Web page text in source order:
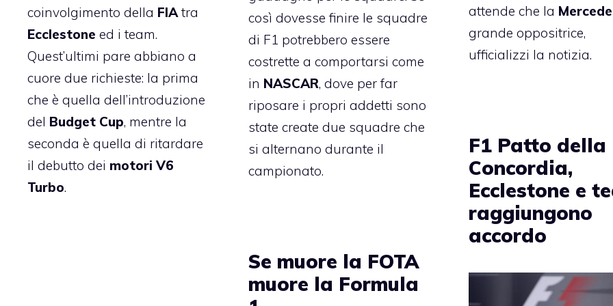
attende che la
grande oppositrice,
ufficializzi la notizia.
coinvolgimento della FIAtra
Ecclestone ed i team.
Quest’ultimi pare abbiano a
cuore due richieste: la prima
che è quella dell’introduzione
del Budget Cup, mentre la
seconda è quella di ritardare
il debutto dei motori V6
Turbo.
così dovesse finire le squadre
di F1 potrebbero essere
costrette a comportarsi come
in NASCAR, dove per far
riposare i propri addetti sono
state create due squadre che
si alternano durante il
campionato.
F1 Patto della
Concordia,
Ecclestone e
raggiungono
accordo
Se muore la FOTA
muore la Formula